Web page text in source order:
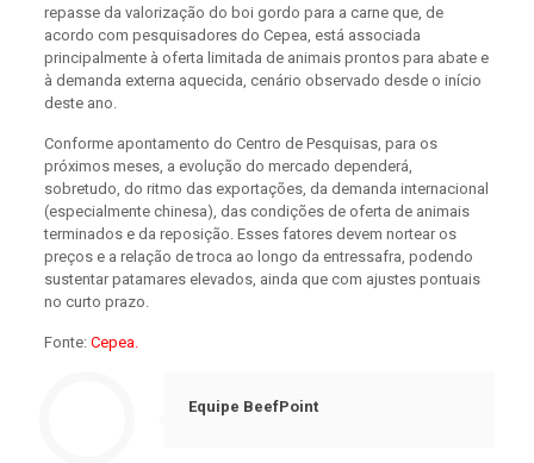
repasse da valorização do boi gordo para a carne que, de
acordo com pesquisadores do Cepea, está associada
principalmente à oferta limitada de animais prontos para abate e
à demanda externa aquecida, cenário observado desde o início
deste ano.
Conforme apontamento do Centro de Pesquisas, para os
próximos meses, a evolução do mercado dependerá,
sobretudo, do ritmo das exportações, da demanda internacional
(especialmente chinesa), das condições de oferta de animais
terminados e da reposição. Esses fatores devem nortear os
preços e a relação de troca ao longo da entressafra, podendo
sustentar patamares elevados, ainda que com ajustes pontuais
no curto prazo.
Fonte: Cepea.
Equipe BeefPoint